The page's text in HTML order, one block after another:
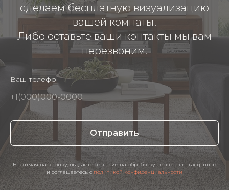
сделаем бесплатную визуализацию
вашей комнаты!
Либо оставьте ваши контакты мы вам
перезвоним.
Ваш телефон
Отправить
Нажимая на кнопку, вы даете согласие на обработку персональных данных
и соглашаетесь c политикой конфиденциальности